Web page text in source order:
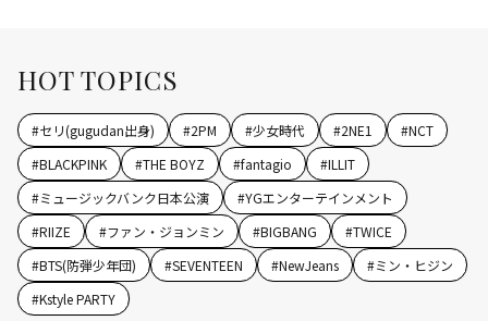
HOT TOPICS
#セリ(gugudan出身) #2PM #少女時代 #2NE1 #NCT
#BLACKPINK #THE BOYZ #fantagio #ILLIT
#ミュージックバンク日本公演 #YGエンターテインメント
#RIIZE #ファン・ジョンミン #BIGBANG #TWICE
#BTS(防弾少年団) #SEVENTEEN #NewJeans #ミン・ヒジン
#Kstyle PARTY